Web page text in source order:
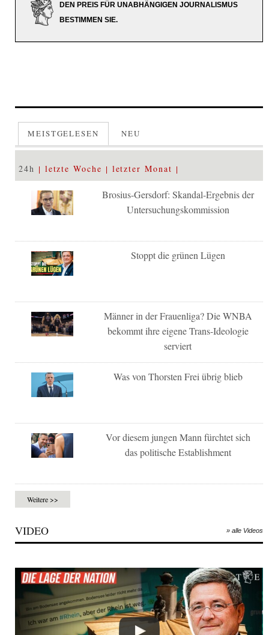
DEN PREIS FÜR UNABHÄNGIGEN JOURNALISMUS
BESTIMMEN SIE.
MEISTGELESEN NEU
24h letzte Woche letzter Monat
Brosius-Gersdorf: Skandal-Ergebnis der
Untersuchungskommission
Stoppt die grünen Lügen
Männer in der Frauenliga? Die WNBA
bekommt ihre eigene Trans-Ideologie
serviert
Was von Thorsten Frei übrig blieb
Vor diesem jungen Mann fürchtet sich
das politische Establishment
Weitere >>
VIDEO » alle Videos